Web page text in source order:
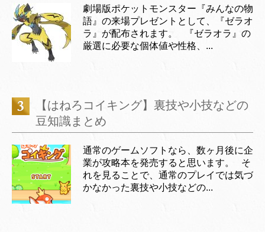
劇場版ポケットモンスター『みんなの物
語』の来場プレゼントとして、『ゼラオ
ラ』が配布されます。 『ゼラオラ』の
厳選に必要な個体値や性格、...
【はねろコイキング】裏技や小技などの
豆知識まとめ
通常のゲームソフトなら、数ヶ月後に企
業が攻略本を発売すると思います。 そ
れを見ることで、通常のプレイでは気づ
かなかった裏技や小技などの...